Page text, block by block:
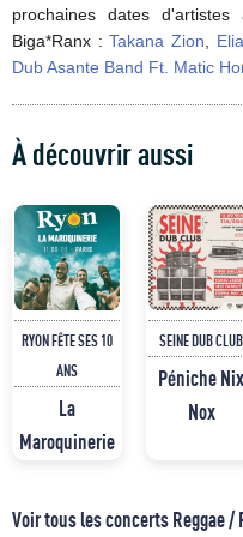
prochaines dates
Biga*Ranx :Takana Zion,
Dub Asante Band Ft. Matic
À découvrir aussi
RYON FÊTE SES 10
ANS
La
Maroquinerie
SEINE DUB CLUB
Péniche Nix
Nox
Voir tous les concerts Reggae /